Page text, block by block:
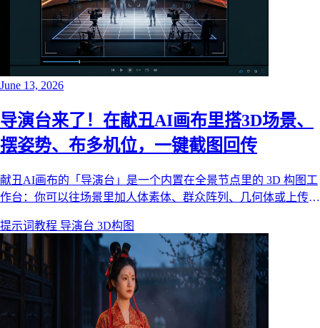
June 13, 2026
导演台来了！在献丑AI画布里搭3D场景、
摆姿势、布多机位，一键截图回传
献丑AI画布的「导演台」是一个内置在全景节点里的 3D 构图工
作台：你可以往场景里加人体素体、群众阵列、几何体或上传
背景，最后一键把每个机位截图回传到画布，继续接图生图或视
频。本文基于真实功能，手把手讲清楚导演台怎么用、适合谁、
和「3D角度」有什么区别。
提示词教程 导演台 3D构图